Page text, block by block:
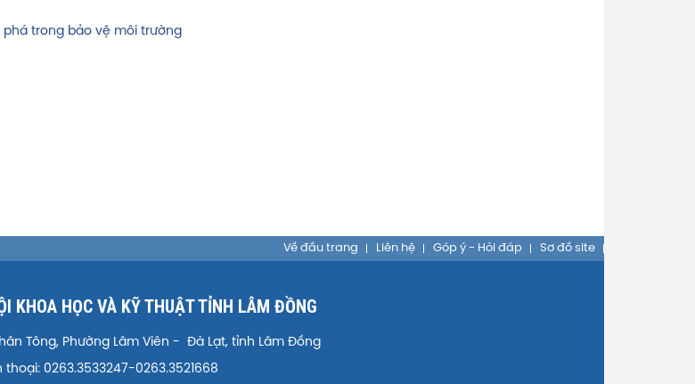
phá trong bảo vệ môi trường
Về đầu trang Liên hệ Góp ý - Hỏi đáp Sơ đồ site
KHOA HỌC VÀ KỸ THUẬT TỈNH LÂM ĐỒNG
Tông, Phường Lâm Viên - Đà Lạt, tỉnh Lâm Đồng
thoại: 0263.3533247-0263.3521668